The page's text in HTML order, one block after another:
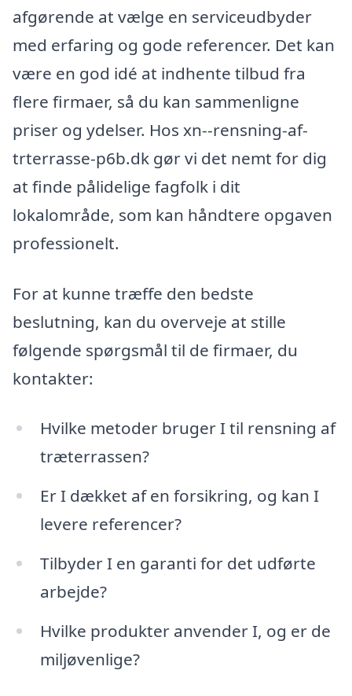
afgørende at vælge en serviceudbyder
med erfaring og gode referencer. Det kan
være en god idé at indhente tilbud fra
flere firmaer, så du kan sammenligne
priser og ydelser. Hos xn--rensning-af-
trterrasse-p6b.dk gør vi det nemt for dig
at finde pålidelige fagfolk i dit
lokalområde, som kan håndtere opgaven
professionelt.
For at kunne træffe den bedste
beslutning, kan du overveje at stille
følgende spørgsmål til de firmaer, du
kontakter:
Hvilke metoder bruger I til rensning af
træterrassen?
Er I dækket af en forsikring, og kan I
levere referencer?
Tilbyder I en garanti for det udførte
arbejde?
Hvilke produkter anvender I, og er de
miljøvenlige?